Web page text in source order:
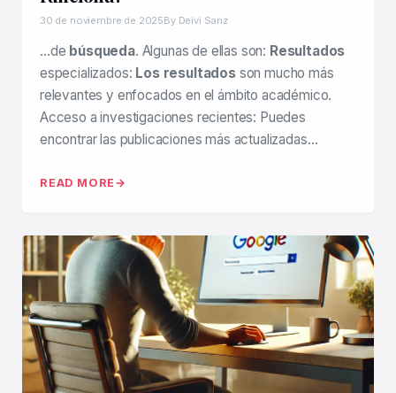
30 de noviembre de 2025By Deivi Sanz
…de búsqueda. Algunas de ellas son: Resultados
especializados: Los resultadosson mucho más
relevantes y enfocados en el ámbito académico.
Acceso a investigaciones recientes: Puedes
encontrar las publicaciones más actualizadas…
READ MORE